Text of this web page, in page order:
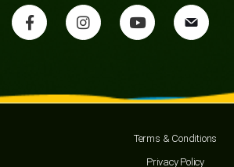
Terms & Conditions
Privacy Policy